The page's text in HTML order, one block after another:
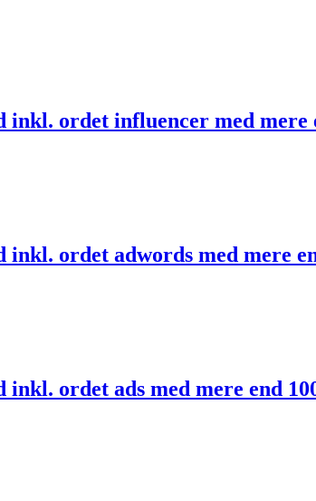
inkl. ordet influencer med
inkl. ordet adwords med mere
inkl. ordet ads med mere end